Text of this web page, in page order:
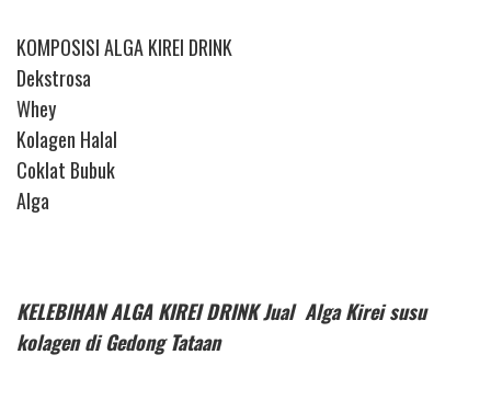
KOMPOSISI ALGA KIREI DRINK
Dekstrosa
Whey
Kolagen Halal
Coklat Bubuk
Alga
KELEBIHAN ALGA KIREI DRINK Jual Alga Kirei susu
kolagen di Gedong Tataan